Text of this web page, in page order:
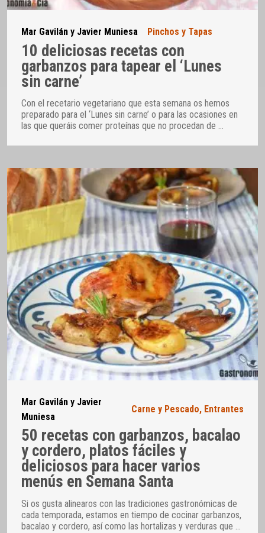
Mar Gavilán y Javier Muniesa Pinchos y Tapas
10 deliciosas recetas con
garbanzos para tapear el ‘Lunes
sin carne’
Con el recetario vegetariano que esta semana os hemos
preparado para el ‘Lunes sin carne’ o para las ocasiones en
las que queráis comer proteínas que no procedan de …
Mar Gavilán y Javier
Muniesa
Carne y Pescado, Entrantes
50 recetas con garbanzos, bacalao
y cordero, platos fáciles y
deliciosos para hacer varios
menús en Semana Santa
Si os gusta alinearos con las tradiciones gastronómicas de
cada temporada, estamos en tiempo de cocinar garbanzos,
bacalao y cordero, así como las hortalizas y verduras que